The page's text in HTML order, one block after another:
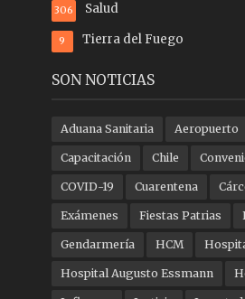
Salud
306
Tierra del Fuego
9
SON NOTICIAS
Aduana Sanitaria Aeropuerto
Capacitación Chile
COVID-19 Cuarentena
Exámenes Fiestas Patrias
Gendarmería HCM
Hospital Augusto Essmann